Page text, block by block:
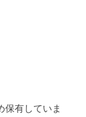
保有していま